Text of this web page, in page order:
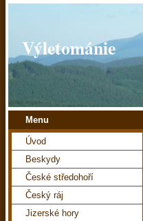
Výletománie
Menu
Úvod
Beskydy
České středohoří
Český ráj
Jizerské hory